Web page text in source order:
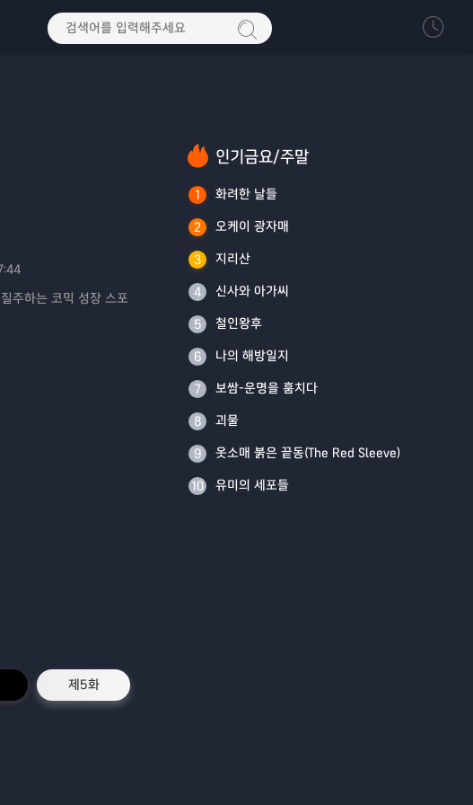
주하는 코믹 성장 스포
제5화
인기금요/주말
1 화려한 날들
2 오케이 광자매
3 지리산
4 신사와 아가씨
5 철인왕후
6 나의 해방일지
7 보쌈-운명을 훔치다
8 괴물
9 옷소매 붉은 끝동(The Red Sleeve)
10 유미의 세포들